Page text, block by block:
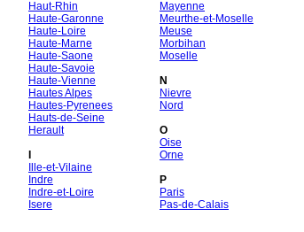
Haut-Rhin
Haute-Garonne
Haute-Loire
Haute-Marne
Haute-Saone
Haute-Savoie
Haute-Vienne
Hautes Alpes
Hautes-Pyrenees
Hauts-de-Seine
Herault
Ille-et-Vilaine
Indre
Indre-et-Loire
Isere
Mayenne
Meurthe-et-Moselle
Meuse
Morbihan
Moselle
N
Nievre
Nord
O
Oise
Orne
P
Paris
Pas-de-Calais